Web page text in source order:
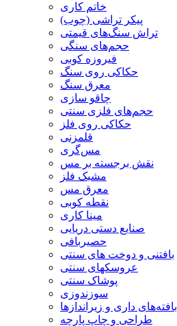
خاتم کاری
پیکر تراشی (چوب)
تراش سنگ‌های قیمتی
حجم‌های سنگی
فیروزه کوبی
حکاکی روی سنگ
معرق سنگ
چاقو سازی
حجم‌های فلزی سنتی
حکاکی روی فلز
قلمزنی
مس‌گری
نقش برجسته بر مس
مشبک فلز
معرق مس
نقطه کوبی
مینا کاری
صنایع دستی دریایی
حصیربافی
بافتنی‌ و دوخت های سنتی
عروسکهای سنتی
پوشاک سنتی
سوزندوزی
بافته‌های داری و زیراندازها
طراحی و چاپ پارچه